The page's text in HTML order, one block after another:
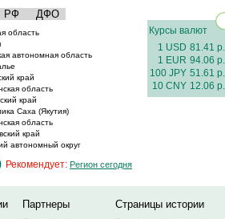
РФ ДФО
область
автономная область
край
область
край
Саха (Якутия)
область
край
автономный округ
Курсы валют
1 USD 81.41 р.
1 EUR 94.06 р.
100 JPY 51.61 р.
10 CNY 12.06 р.
Рекомендует: Регион сегодня
Партнеры
Страницы истории